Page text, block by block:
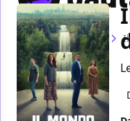
Home Film